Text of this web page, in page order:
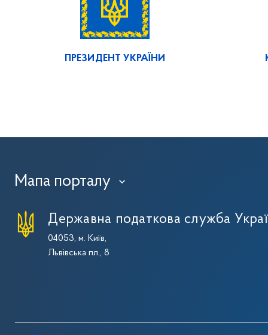
ПРЕЗИДЕНТ УКРАЇНИ
Мапа порталу ›
Державна податкова служба
04053, м. Київ,
Львівська пл., 8